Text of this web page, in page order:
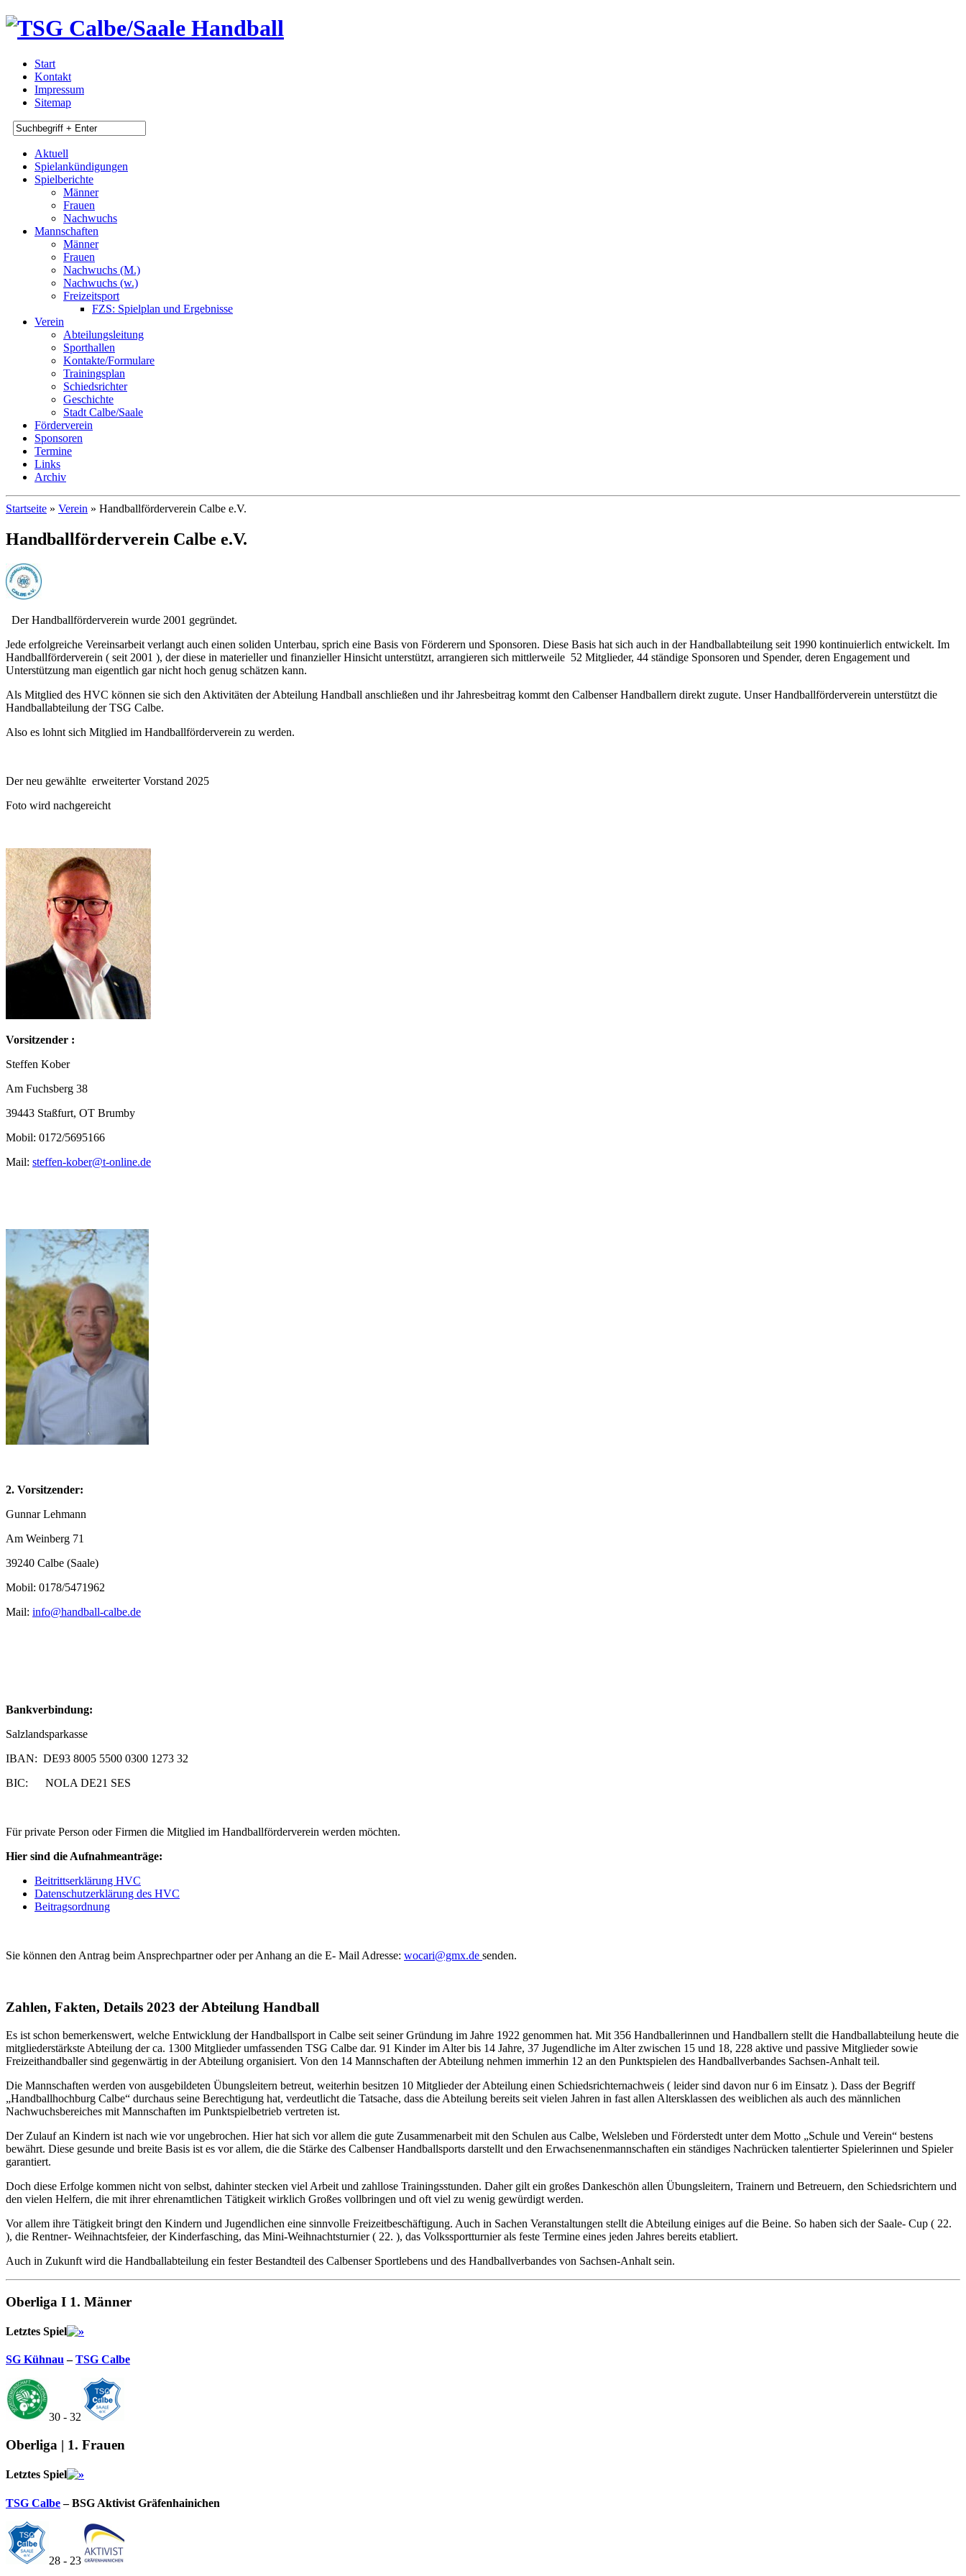
Start
Kontakt
Impressum
Sitemap
Aktuell
Spielankündigungen
Spielberichte
Männer
Frauen
Nachwuchs
Mannschaften
Männer
Frauen
Nachwuchs (M.)
Nachwuchs (w.)
Freizeitsport
FZS: Spielplan und Ergebnisse
Verein
Abteilungsleitung
Sporthallen
Kontakte/Formulare
Trainingsplan
Schiedsrichter
Geschichte
Stadt Calbe/Saale
Förderverein
Sponsoren
Termine
Links
Archiv
Startseite » Verein » Handballförderverein Calbe e.V.
Handballförderverein Calbe e.V.
Der Handballförderverein wurde 2001 gegründet.
Jede erfolgreiche Vereinsarbeit verlangt auch einen soliden Unterbau, sprich eine Basis von Förderern und Sponsoren. Diese Basis hat sich auch in der Handballabteilung seit 1990 kontinuierlich entwickelt. Im
Handballförderverein ( seit 2001 ), der diese in materieller und finanzieller Hinsicht unterstützt, arrangieren sich mittlerwei­le 52 Mitglieder, 44 ständige Sponsoren und Spender, deren Engagement und
Unterstützung man eigentlich gar nicht hoch genug schätzen kann.
Als Mitglied des HVC können sie sich den Aktivitäten der Abteilung Handball anschließen und ihr Jahresbeitrag kommt den Calbenser Handballern direkt zugute. Unser Handballförderverein unterstützt die
Handballabteilung der TSG Calbe.
Also es lohnt sich Mitglied im Handballförderverein zu werden.
Der neu gewählte erweiterter Vorstand 2025
Foto wird nachgereicht
Vorsitzender :
Steffen Kober
Am Fuchsberg 38
39443 Staßfurt, OT Brumby
Mobil: 0172/5695166
Mail: steffen-kober@t-online.de
2. Vorsitzender:
Gunnar Lehmann
Am Weinberg 71
39240 Calbe (Saale)
Mobil: 0178/5471962
Mail: info@handball-calbe.de
Bankverbindung:
Salzlandsparkasse
IBAN: DE93 8005 5500 0300 1273 32
BIC: NOLA DE21 SES
Für private Person oder Firmen die Mitglied im Handballförderverein werden möchten.
Hier sind die Aufnahmeanträge:
Beitrittserklärung HVC
Datenschutzerklärung des HVC
Beitragsordnung
Sie können den Antrag beim Ansprechpartner oder per Anhang an die E- Mail Adresse: wocari@gmx.de senden.
Zahlen, Fakten, Details 2023 der Abteilung Handball
Es ist schon bemerkenswert, welche Entwicklung der Handballsport in Calbe seit seiner Gründung im Jahre 1922 genommen hat. Mit 356 Handballerinnen und Handballern stellt die Handballabteilung heute die
mitgliederstärkste Abteilung der ca. 1300 Mitglieder umfassenden TSG Calbe dar. 91 Kinder im Alter bis 14 Jahre, 37 Jugendliche im Alter zwischen 15 und 18, 228 aktive und passive Mitglieder sowie
Freizeithandballer sind gegenwärtig in der Abteilung organisiert. Von den 14 Mannschaften der Abteilung nehmen immerhin 12 an den Punktspielen des Handballverbandes Sachsen-Anhalt teil.
Die Mannschaften werden von ausgebildeten Übungsleitern betreut, weiterhin besitzen 10 Mitglieder der Abteilung einen Schiedsrichternachweis ( leider sind davon nur 6 im Einsatz ). Dass der Begriff
„Handballhochburg Calbe“ durchaus seine Berechtigung hat, verdeutlicht die Tatsache, dass die Abteilung bereits seit vielen Jahren in fast allen Altersklassen des weiblichen als auch des männlichen
Nachwuchsbereiches mit Mannschaften im Punktspielbetrieb vertreten ist.
Der Zulauf an Kindern ist nach wie vor ungebrochen. Hier hat sich vor allem die gute Zusammenarbeit mit den Schulen aus Calbe, Welsleben und Förderstedt unter dem Motto „Schule und Verein“ bestens
bewährt. Diese gesunde und breite Basis ist es vor allem, die die Stärke des Calbenser Handballsports darstellt und den Erwachse­nenmannschaften ein ständiges Nachrücken talentierter Spielerinnen und Spieler
garantiert.
Doch diese Erfolge kommen nicht von selbst, dahinter stecken viel Arbeit und zahllose Trainingsstunden. Daher gilt ein großes Dankeschön allen Übungsleitern, Trainern und Betreuern, den Schiedsrichtern und
den vielen Helfern, die mit ihrer ehrenamtlichen Tätigkeit wirklich Großes vollbringen und oft viel zu wenig gewürdigt werden.
Vor allem ihre Tätigkeit bringt den Kindern und Jugendlichen eine sinnvolle Freizeitbeschäftigung. Auch in Sachen Veranstaltungen stellt die Abteilung einiges auf die Beine. So haben sich der Saale- Cup ( 22.
), die Rentner- Weihnachtsfeier, der Kinderfasching, das Mini-Weihnachtsturnier ( 22. ), das Volkssportturnier als feste Termine eines jeden Jahres bereits etabliert.
Auch in Zukunft wird die Handballabteilung ein fester Bestandteil des Calbenser Sportlebens und des Hand­ballverbandes von Sachsen-Anhalt sein.
Oberliga I 1. Männer
Letztes Spiel
SG Kühnau –TSG Calbe
30 - 32
Oberliga | 1. Frauen
Letztes Spiel
TSG Calbe– BSG Aktivist Gräfenhainichen
28 - 23